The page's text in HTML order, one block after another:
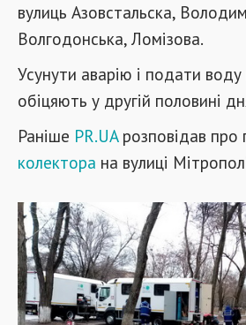
вулиць Азовстальска,
Волгодонська, Ломізова.
Усунути аварію і подати воду
обіцяють у другій половині
Раніше PR.UAрозповідав про
колектора на вулиці